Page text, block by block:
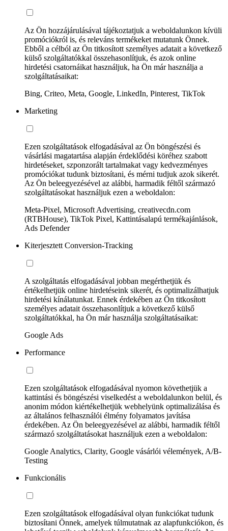
Az Ön hozzájárulásával tájékoztatjuk a weboldalunkon kívüli
promóciókról is, és releváns termékeket mutatunk Önnek.
Ebből a célból az Ön titkosított személyes adatait a következő
külső szolgáltatókkal összehasonlítjuk, és azok online
hirdetési csatornáikat használjuk, ha Ön már használja a
szolgáltatásaikat:
Bing, Criteo, Meta, Google, LinkedIn, Pinterest, TikTok
Marketing
Ezen szolgáltatások elfogadásával az Ön böngészési és
vásárlási magatartása alapján érdeklődési köréhez szabott
hirdetéseket, szponzorált tartalmakat vagy kedvezményes
promóciókat tudunk biztosítani, és mérni tudjuk azok sikerét.
Az Ön beleegyezésével az alábbi, harmadik féltől származó
szolgáltatásokat használjuk ezen a weboldalon:
Meta-Pixel, Microsoft Advertising, creativecdn.com
(RTBHouse), TikTok Pixel, Kattintásalapú termékajánlások,
Ads Defender
Kiterjesztett Conversion-Tracking
A szolgáltatás elfogadásával jobban megérthetjük és
értékelhetjük online hirdetéseink sikerét, és optimalizálhatjuk
hirdetési kínálatunkat. Ennek érdekében az Ön titkosított
személyes adatait összehasonlítjuk a következő külső
szolgáltatókkal, ha Ön már használja szolgáltatásaikat:
Google Ads
Performance
Ezen szolgáltatások elfogadásával nyomon követhetjük a
kattintási és böngészési viselkedést a weboldalunkon belül, és
anonim módon kiértékelhetjük webhelyünk optimalizálása és
az általános felhasználói élmény folyamatos javítása
érdekében. Az Ön beleegyezésével az alábbi, harmadik féltől
származó szolgáltatásokat használjuk ezen a weboldalon:
Google Analytics, Clarity, Google vásárlói vélemények, A/B-
Testing
Funkcionális
Ezen szolgáltatások elfogadásával olyan funkciókat tudunk
biztosítani Önnek, amelyek túlmutatnak az alapfunkciókon, és